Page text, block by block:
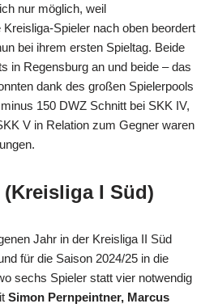
nur möglich, weil
Spieler nach oben beordert
bei ihrem ersten Spieltag. Beide
in Regensburg an und beide – das
dank des großen Spielerpools
150 DWZ Schnitt bei SKK IV,
V in Relation zum Gegner waren
I Süd)
Jahr in der Kreisliga II Süd
für die Saison 2024/25 in die
sechs Spieler statt vier notwendig
Simon Pernpeintner, Marcus